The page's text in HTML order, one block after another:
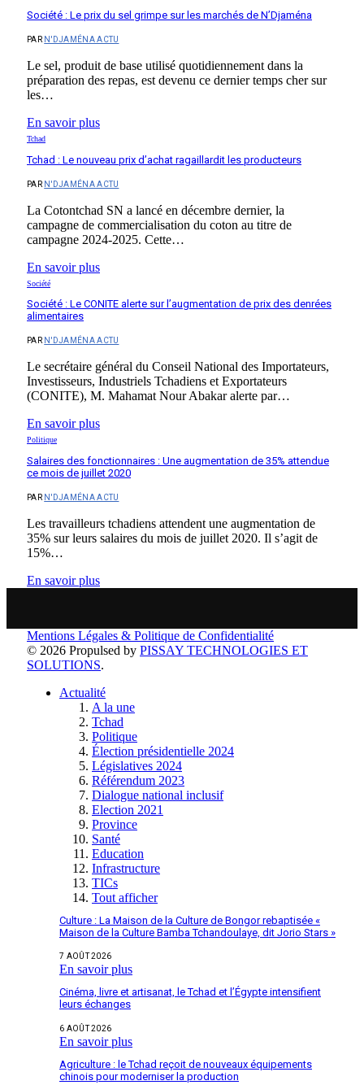
Société : Le prix du sel grimpe sur les marchés de N’Djaména
PAR N'DJAMÉNA ACTU
Le sel, produit de base utilisé quotidiennement dans la
préparation des repas, est devenu ce dernier temps cher sur
les…
En savoir plus
Tchad
Tchad : Le nouveau prix d’achat ragaillardit les producteurs
PAR N'DJAMÉNA ACTU
La Cotontchad SN a lancé en décembre dernier, la
campagne de commercialisation du coton au titre de
campagne 2024-2025. Cette…
En savoir plus
Société
Société : Le CONITE alerte sur l’augmentation de prix des denrées
alimentaires
PAR N'DJAMÉNA ACTU
Le secrétaire général du Conseil National des Importateurs,
Investisseurs, Industriels Tchadiens et Exportateurs
(CONITE), M. Mahamat Nour Abakar alerte par…
En savoir plus
Politique
Salaires des fonctionnaires : Une augmentation de 35% attendue
ce mois de juillet 2020
PAR N'DJAMÉNA ACTU
Les travailleurs tchadiens attendent une augmentation de
35% sur leurs salaires du mois de juillet 2020. Il s’agit de
15%…
En savoir plus
Mentions Légales & Politique de Confidentialité
© 2026 Propulsed by PISSAY TECHNOLOGIES ET
SOLUTIONS.
Actualité
A la une
Tchad
Politique
Élection présidentielle 2024
Législatives 2024
Référendum 2023
Dialogue national inclusif
Election 2021
Province
Santé
Education
Infrastructure
TICs
Tout afficher
Culture : La Maison de la Culture de Bongor rebaptisée «
Maison de la Culture Bamba Tchandoulaye, dit Jorio Stars »
7 AOÛT 2026
En savoir plus
Cinéma, livre et artisanat, le Tchad et l’Égypte intensifient
leurs échanges
6 AOÛT 2026
En savoir plus
Agriculture : le Tchad reçoit de nouveaux équipements
chinois pour moderniser la production